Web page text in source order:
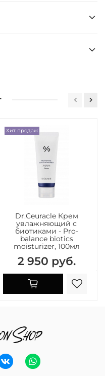
Хит продаж
Dr.Ceuracle Крем
увлажняющий с
биотиками - Pro-
balance biotics
moisturizer, 100мл
2 950 руб.